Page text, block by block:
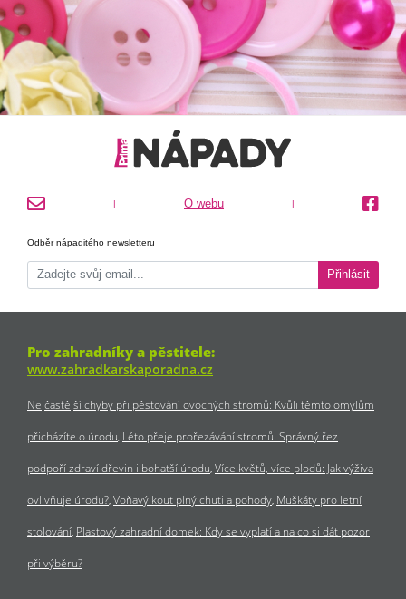
| O webu |
Odběr nápaditého newsletteru
Přihlásit
Pro zahradníky a pěstitele:
www.zahradkarskaporadna.cz
Nejčastější chyby při pěstování ovocných stromů: Kvůli těmto omylům
přicházíte o úrodu Léto přeje prořezávání stromů. Správný řez
podpoří zdraví dřevin i bohatší úrodu Více květů, více plodů: Jak výživa
ovlivňuje úrodu? Voňavý kout plný chuti a pohody Muškáty pro letní
stolování Plastový zahradní domek: Kdy se vyplatí a na co si dát pozor
při výběru?